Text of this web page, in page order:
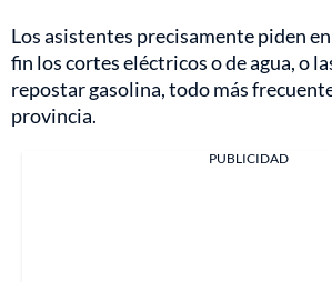
Los asistentes precisamente piden
fin los cortes eléctricos o de agua, o
repostar gasolina, todo más
provincia.
PUBLICIDAD